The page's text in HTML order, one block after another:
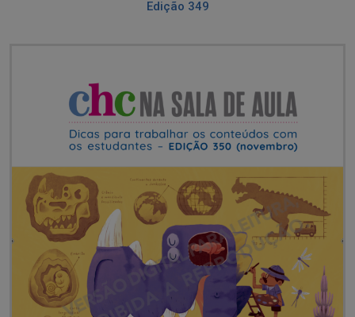
Edição 349